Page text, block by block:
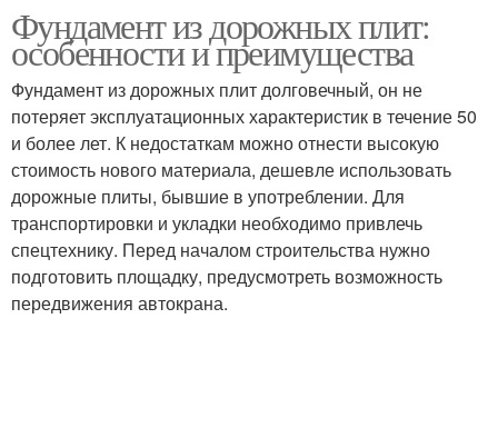
Фундамент из дорожных плит:
особенности и преимущества
Фундамент из дорожных плит долговечный, он не
потеряет эксплуатационных характеристик в течение 50
и более лет. К недостаткам можно отнести высокую
стоимость нового материала, дешевле использовать
дорожные плиты, бывшие в употреблении. Для
транспортировки и укладки необходимо привлечь
спецтехнику. Перед началом строительства нужно
подготовить площадку, предусмотреть возможность
передвижения автокрана.